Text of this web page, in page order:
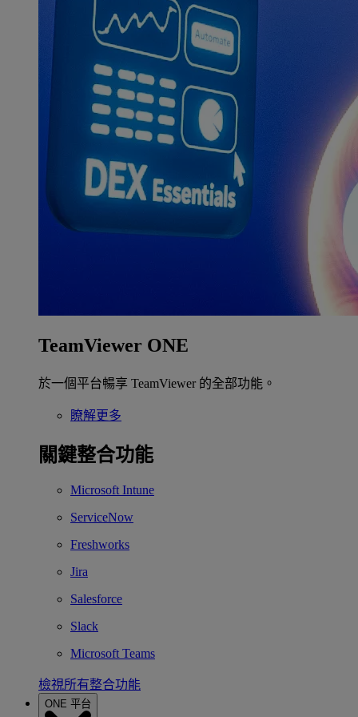
TeamViewer ONE
於一個平台暢享 TeamViewer 的全部功能。
瞭解更多
關鍵整合功能
Microsoft Intune
ServiceNow
Freshworks
Jira
Salesforce
Slack
Microsoft Teams
檢視所有整合功能
ONE 平台